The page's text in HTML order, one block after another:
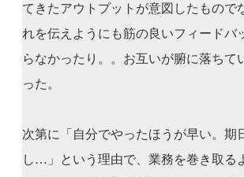
てきたアウトプットが意図したもので
れを伝えようにも筋の良いフィードバ
らなかったり。。お互いが腑に落ちて
った。
次第に「自分でやったほうが早い。期
し…」という理由で、業務を巻き取る